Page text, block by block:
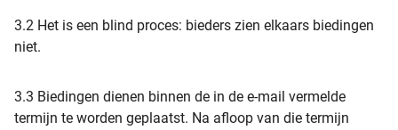
3.2 Het is een blind proces: bieders zien elkaars biedingen
niet.
3.3 Biedingen dienen binnen de in de e-mail vermelde
termijn te worden geplaatst. Na afloop van die termijn